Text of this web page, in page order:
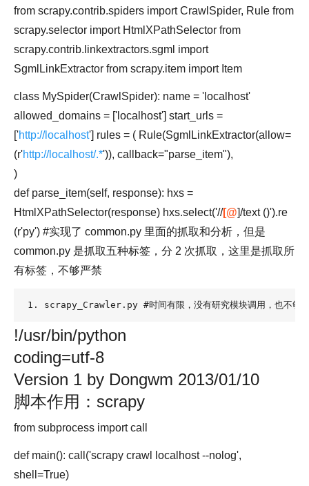
from scrapy.contrib.spiders import CrawlSpider, Rule from
scrapy.selector import HtmlXPathSelector from
scrapy.contrib.linkextractors.sgml import
SgmlLinkExtractor from scrapy.item import Item
class MySpider(CrawlSpider): name = 'localhost'
allowed_domains = ['localhost'] start_urls =
['http://localhost'] rules = ( Rule(SgmlLinkExtractor(allow=
(r'http://localhost/.*')), callback="parse_item"),
)
def parse_item(self, response): hxs =
HtmlXPathSelector(response) hxs.select('//[@]/text ()').re
(r'py') #实现了 common.py 里面的抓取和分析，但是
common.py 是抓取五种标签，分 2 次抓取，这里是抓取所
有标签，不够严禁
1. scrapy_Crawler.py #时间有限，没有研究模块调用，也不够
!/usr/bin/python
coding=utf-8
Version 1 by Dongwm 2013/01/10
脚本作用：scrapy
from subprocess import call
def main(): call('scrapy crawl localhost --nolog',
shell=True)